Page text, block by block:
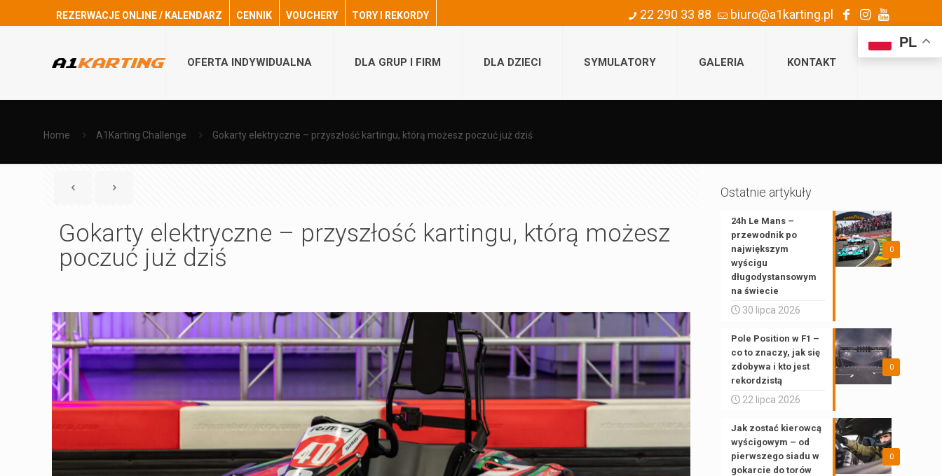
REZERWACJE ONLINE / KALENDARZ CENNIK VOUCHERY TORY I REKORDY 22 290 33 88 biuro@a1karting.pl
OFERTA INDYWIDUALNA DLA GRUP I FIRM DLA DZIECI SYMULATORY GALERIA KONTAKT
PL
Home A1Karting Challenge Gokarty elektryczne – przyszłość kartingu, którą możesz poczuć już dziś
Gokarty elektryczne – przyszłość kartingu, którą możesz
poczuć już dziś
Ostatnie artykuły
0
24h Le Mans –
przewodnik po
największym
wyścigu
długodystansowym
na świecie
30 lipca 2026
0
Pole Position w F1 –
co to znaczy, jak się
zdobywa i kto jest
rekordzistą
22 lipca 2026
0
Jak zostać kierowcą
wyścigowym – od
pierwszego siadu w
gokarcie do torów